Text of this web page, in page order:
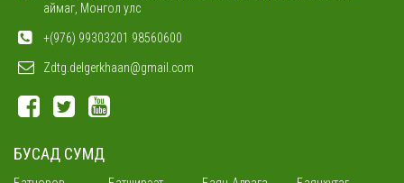
аймаг, Монгол улс
+(976) 99303201 98560600
Zdtg.delgerkhaan@gmail.com
БУСАД СУМД